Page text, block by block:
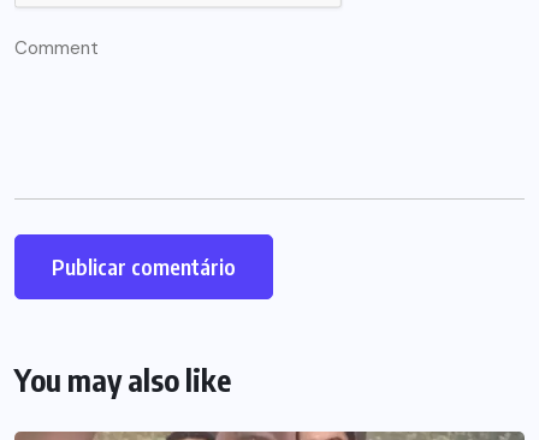
You may also like